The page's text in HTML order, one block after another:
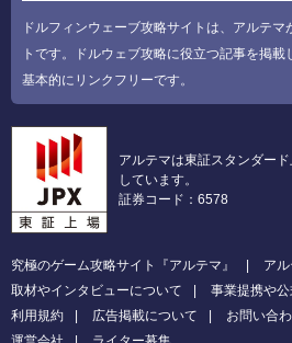
ドルフィンウェーブ攻略サイトは、アルテ
トです。ドルウェブ攻略に役立つ記事を掲
基本的にリンクフリーです。
アルテマは東証スタンダー
しています。
証券コード：6578
究極のゲーム攻略サイト『アルテマ』
ア
取材やインタビューについて
事業提携や
利用規約
広告掲載について お問い合